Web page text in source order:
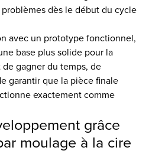
dès le début du cycle
avec un prototype fonctionnel,
base plus solide pour la
gagner du temps, de
garantir que la pièce finale
exactement comme
grâce
moulage à la cire